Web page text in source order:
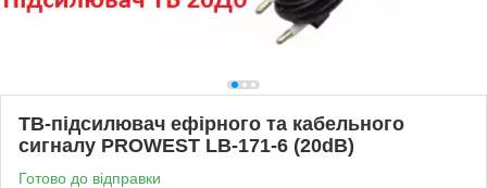
ТВ-підсилювач ефірного та кабельного
сигналу PROWEST LB-171-6 (20dB)
Готово до відправки